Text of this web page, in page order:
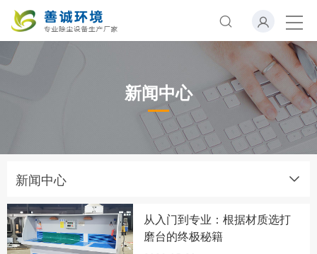
新闻中心
新闻中心
从入门到专业：根据材质选打
磨台的终极秘籍